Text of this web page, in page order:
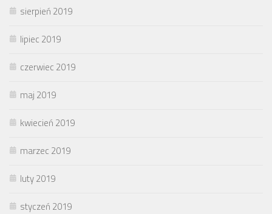
sierpień 2019
lipiec 2019
czerwiec 2019
maj 2019
kwiecień 2019
marzec 2019
luty 2019
styczeń 2019